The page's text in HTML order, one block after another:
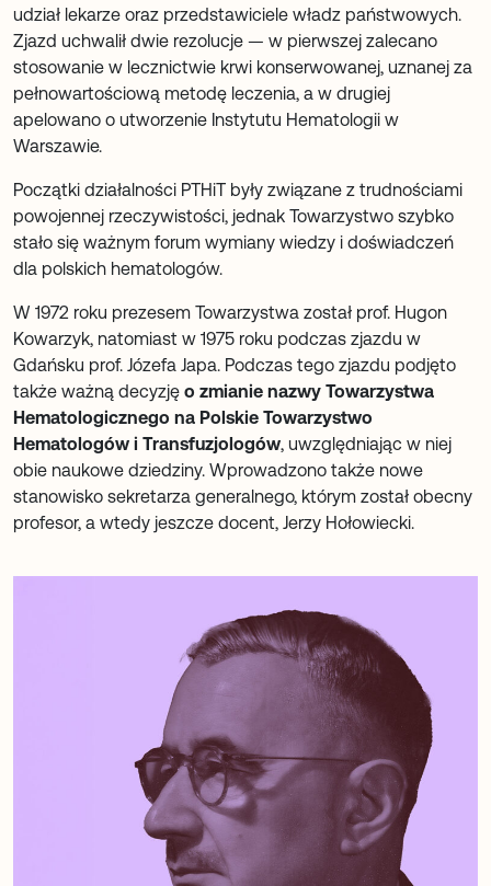
udział lekarze oraz przedstawiciele władz państwowych.
Zjazd uchwalił dwie rezolucje — w pierwszej zalecano
stosowanie w lecznictwie krwi konserwowanej, uznanej za
pełnowartościową metodę leczenia, a w drugiej
apelowano o utworzenie Instytutu Hematologii w
Warszawie.
Początki działalności PTHiT były związane z trudnościami
powojennej rzeczywistości, jednak Towarzystwo szybko
stało się ważnym forum wymiany wiedzy i doświadczeń
dla polskich hematologów.
W 1972 roku prezesem Towarzystwa został prof. Hugon
Kowarzyk, natomiast w 1975 roku podczas zjazdu w
Gdańsku prof. Józefa Japa. Podczas tego zjazdu podjęto
także ważną decyzję o zmianie nazwy Towarzystwa
Hematologicznego na Polskie Towarzystwo
Hematologów i Transfuzjologów, uwzględniając w niej
obie naukowe dziedziny. Wprowadzono także nowe
stanowisko sekretarza generalnego, którym został obecny
profesor, a wtedy jeszcze docent, Jerzy Hołowiecki.